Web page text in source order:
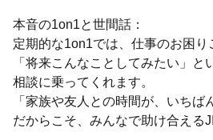
本音の1on1と世間話：
定期的な1on1では、仕事のお困り
「将来こんなことしてみたい」と
相談に乗ってくれます。
「家族や友人との時間が、いちば
だからこそ、みんなで助け合える